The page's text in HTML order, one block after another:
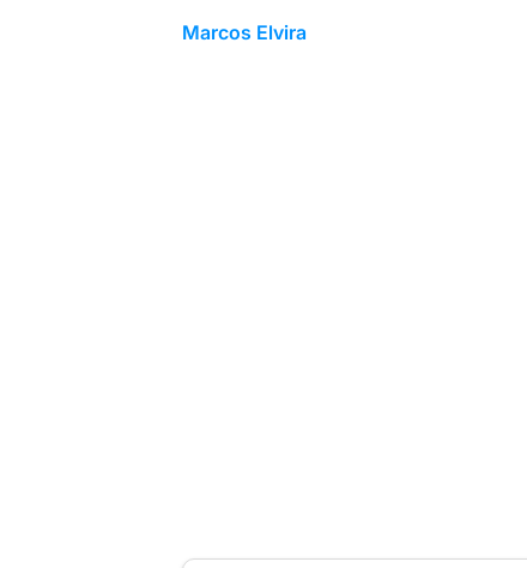
Marcos Elvira